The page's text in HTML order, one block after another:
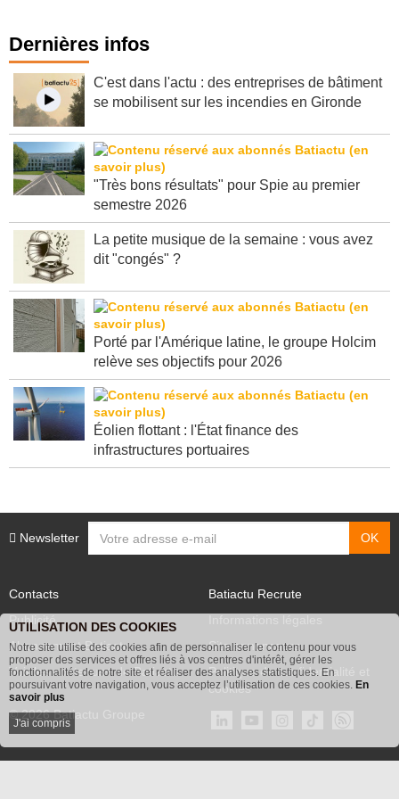
Dernières infos
C'est dans l'actu : des entreprises de bâtiment
se mobilisent sur les incendies en Gironde
"Très bons résultats" pour Spie au premier
semestre 2026
La petite musique de la semaine : vous avez
dit "congés" ?
Porté par l'Amérique latine, le groupe Holcim
relève ses objectifs pour 2026
Éolien flottant : l'État finance des
infrastructures portuaires
Newsletter
Contacts
Publicité
Abonnement Batiactu
Voir les contenus+ de Batiactu
Batiactu Recrute
Site annonceurs
Politique de confidentialité et
cookies
© 2026 Batiactu Groupe
UTILISATION DES COOKIES
Notre site utilise des cookies afin de personnaliser le contenu pour vous
proposer des services et offres liés à vos centres d'intérêt, gérer les
fonctionnalités de notre site et réaliser des analyses statistiques. En
poursuivant votre navigation, vous acceptez l’utilisation de ces cookies. En
savoir plus
J'ai compris